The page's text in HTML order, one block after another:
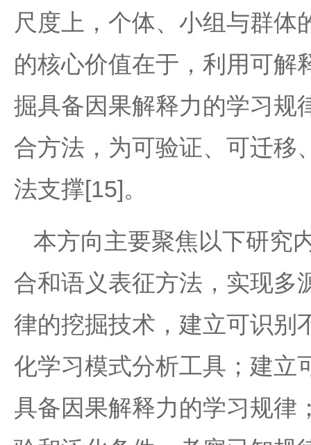
尺度上，个体、小组与群体
的核心价值在于，利用可解
掘具备因果解释力的学习规
合方法，为可验证、可迁移
法支撑[15]。
本方向主要聚焦以下研究
合和语义表征方法，实现多
律的挖掘技术，建立可识别
化学习模式分析工具；建立
具备因果解释力的学习规律